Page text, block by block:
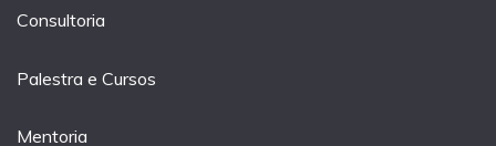
Consultoria
Palestra e Cursos
Mentoria